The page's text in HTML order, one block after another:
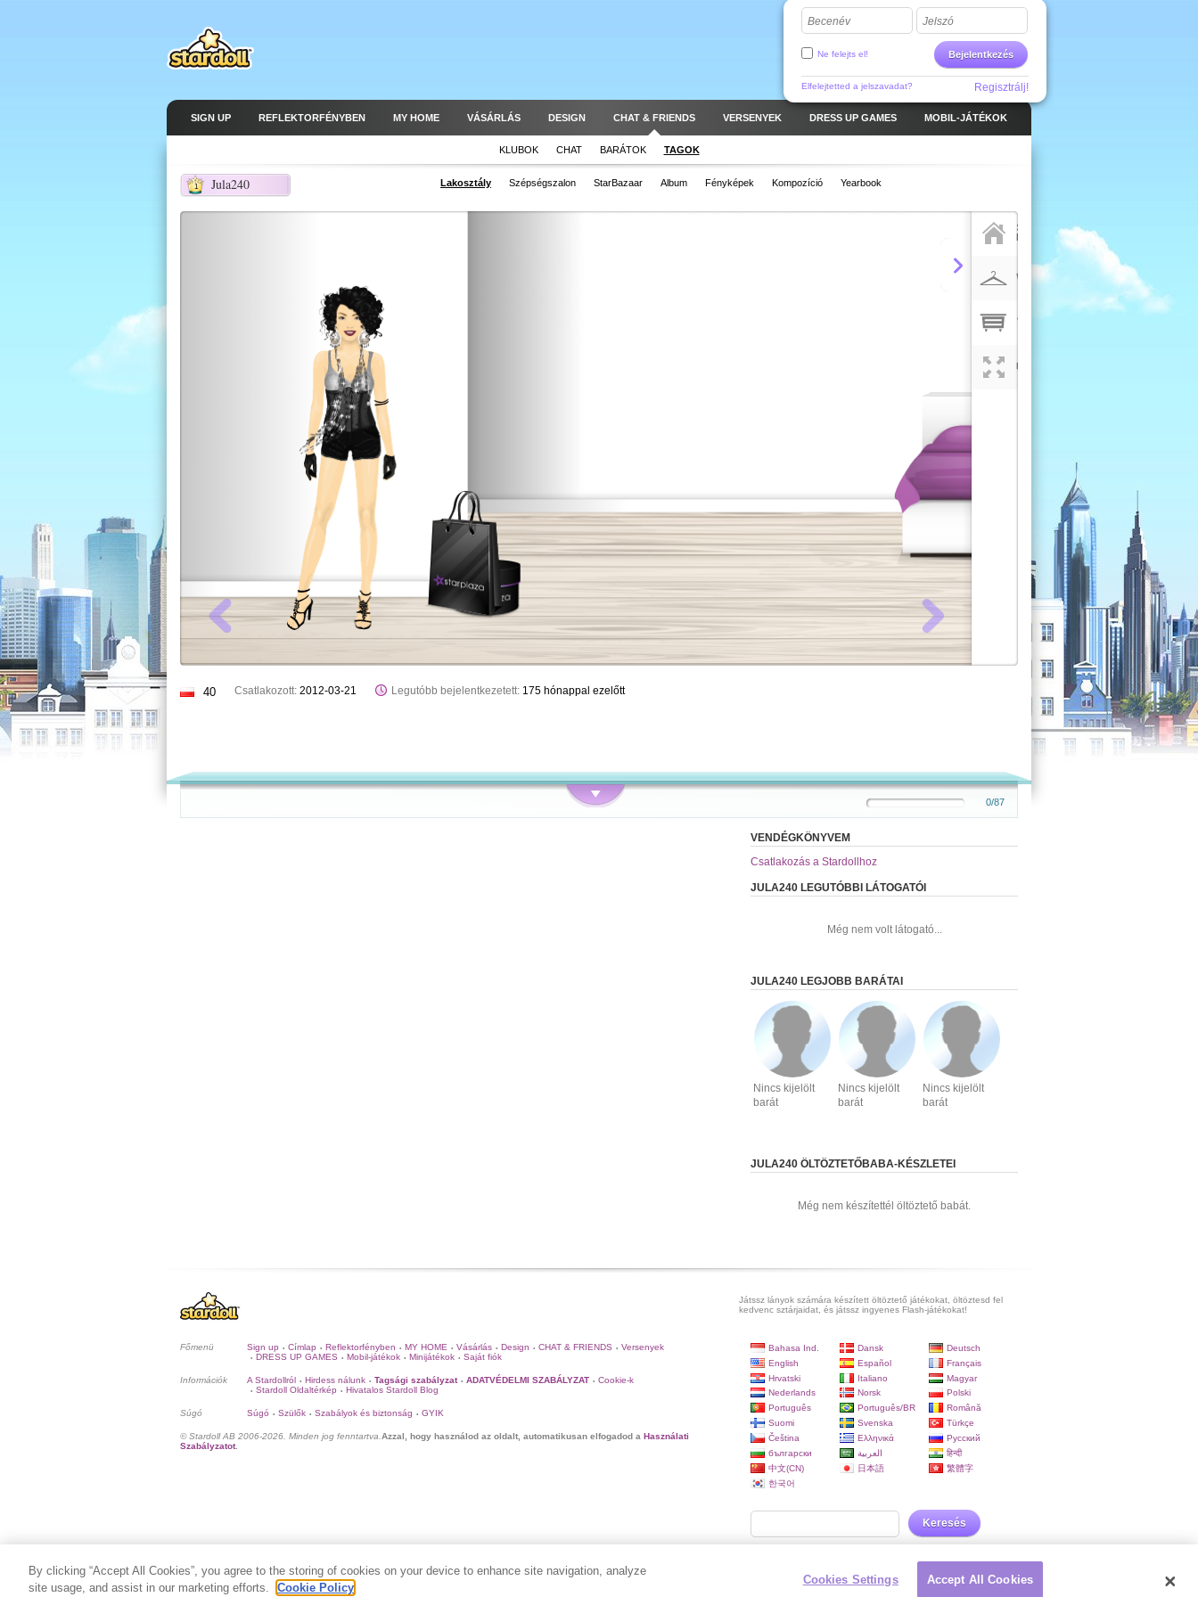
Becenév Jelszó
Bejelentkezés
Ne felejts el!
Elfelejtetted a jelszavadat? Regisztrálj!
SIGN UP REFLEKTORFÉNYBEN MY HOME VÁSÁRLÁS DESIGN CHAT & FRIENDS VERSENYEK DRESS UP GAMES MOBIL-JÁTÉKOK
KLUBOK CHAT BARÁTOK TAGOK
Jula240
1 Lakosztály Szépségszalon StarBazaar Album Fényképek Kompozíció Yearbook
40 Csatlakozott: 2012-03-21 Legutóbb bejelentkezetett: 175 hónappal ezelőtt
0/87
VENDÉGKÖNYVEM
Csatlakozás a Stardollhoz
JULA240 LEGUTÓBBI LÁTOGATÓI
Még nem volt látogató...
JULA240 LEGJOBB BARÁTAI
Nincs kijelölt
barát
Nincs kijelölt
barát
Nincs kijelölt
barát
JULA240 ÖLTÖZTETŐBABA-KÉSZLETEI
Még nem készítettél öltöztető babát.
Játssz lányok számára készített öltöztető játékokat, öltöztesd fel
kedvenc sztárjaidat, és játssz ingyenes Flash-játékokat!
Főmenü Sign up • Címlap • Reflektorfényben • MY HOME • Vásárlás • Design • CHAT & FRIENDS • Versenyek
• DRESS UP GAMES • Mobil-játékok • Minijátékok • Saját fiók
Információk A Stardollról • Hirdess nálunk • Tagsági szabályzat • ADATVÉDELMI SZABÁLYZAT • Cookie-k
• Stardoll Oldaltérkép • Hivatalos Stardoll Blog
Súgó Súgó • Szülők • Szabályok és biztonság • GYIK
© Stardoll AB 2006-2026. Minden jog fenntartva. Azzal, hogy használod az oldalt, automatikusan elfogadod a Használati
Szabályzatot.
Bahasa Ind. Dansk
Deutsch
English
Español
Français
Hrvatski
Italiano
Magyar
Nederlands
Norsk
Polski
Português
Português/BR
Română
Suomi
Svenska
Türkçe
Čeština
Ελληνικά
Русский
български
العربية
हिन्दी
中文(CN)
日本語
繁體字
한국어
Keresés
By clicking “Accept All Cookies”, you agree to the storing of cookies on your device to enhance site navigation, analyze
site usage, and assist in our marketing efforts.
Cookie Policy
Cookies Settings Accept All Cookies